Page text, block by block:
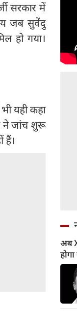
सरकार में
जब सुवेंदु
हो गया।
यही कहा
ने जांच शुरू
हैं।
अब